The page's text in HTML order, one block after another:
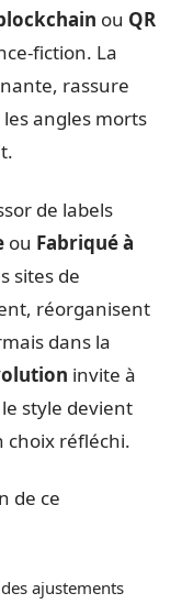
ou QR
fiction. La
rassure
angles morts
de labels
ou Fabriqué à
sites de
réorganisent
dans la
invite à
style devient
choix réfléchi.
de ce
ajustements